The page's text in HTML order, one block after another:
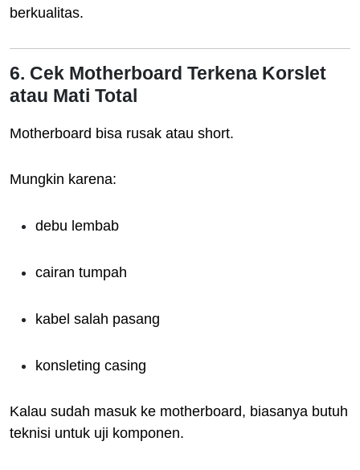
berkualitas.
6. Cek Motherboard Terkena Korslet
atau Mati Total
Motherboard bisa rusak atau short.
Mungkin karena:
debu lembab
cairan tumpah
kabel salah pasang
konsleting casing
Kalau sudah masuk ke motherboard, biasanya butuh
teknisi untuk uji komponen.